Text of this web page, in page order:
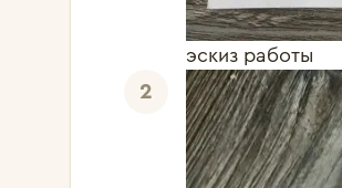
эскиз работы
2